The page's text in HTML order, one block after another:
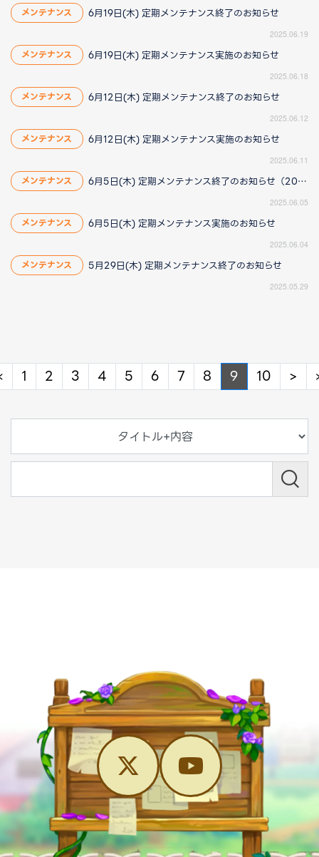
メンテナンス 6月19日(木) 定期メンテナンス終了のお知らせ
2025.06.19
メンテナンス 6月19日(木) 定期メンテナンス実施のお知らせ
2025.06.18
メンテナンス 6月12日(木) 定期メンテナンス終了のお知らせ
2025.06.12
メンテナンス 6月12日(木) 定期メンテナンス実施のお知らせ
2025.06.11
メンテナンス 6月5日(木) 定期メンテナンス終了のお知らせ（2025/6/9 14:20更新）
2025.06.05
メンテナンス 6月5日(木) 定期メンテナンス実施のお知らせ
2025.06.04
メンテナンス 5月29日(木) 定期メンテナンス終了のお知らせ
2025.05.29
Previous
1 2 3 4 5 6 7 8 9 10 >